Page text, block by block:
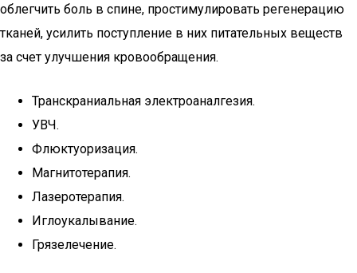
облегчить боль в спине, простимулировать регенерацию
тканей, усилить поступление в них питательных веществ
за счет улучшения кровообращения.
Транскраниальная электроаналгезия.
УВЧ.
Флюктуоризация.
Магнитотерапия.
Лазеротерапия.
Иглоукалывание.
Грязелечение.